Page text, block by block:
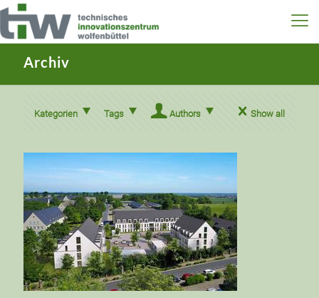
Archiv
Kategorien Tags Authors Show all